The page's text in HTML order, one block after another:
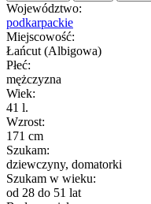
Województwo:
podkarpackie
Miejscowość:
Łańcut (Albigowa)
Płeć:
mężczyzna
Wiek:
41 l.
Wzrost:
171 cm
Szukam:
dziewczyny, domatorki
Szukam w wieku:
od 28 do 51 lat